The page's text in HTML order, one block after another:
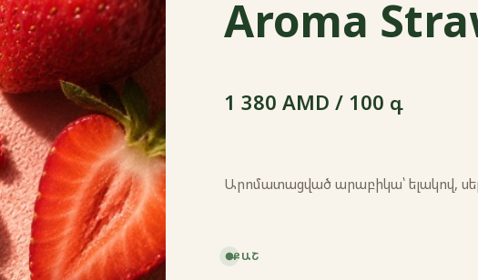
Aroma
1 380 AMD / 100 գ
Արոմատացված արաբիկա՝ ելակով,
ՔԱՇ